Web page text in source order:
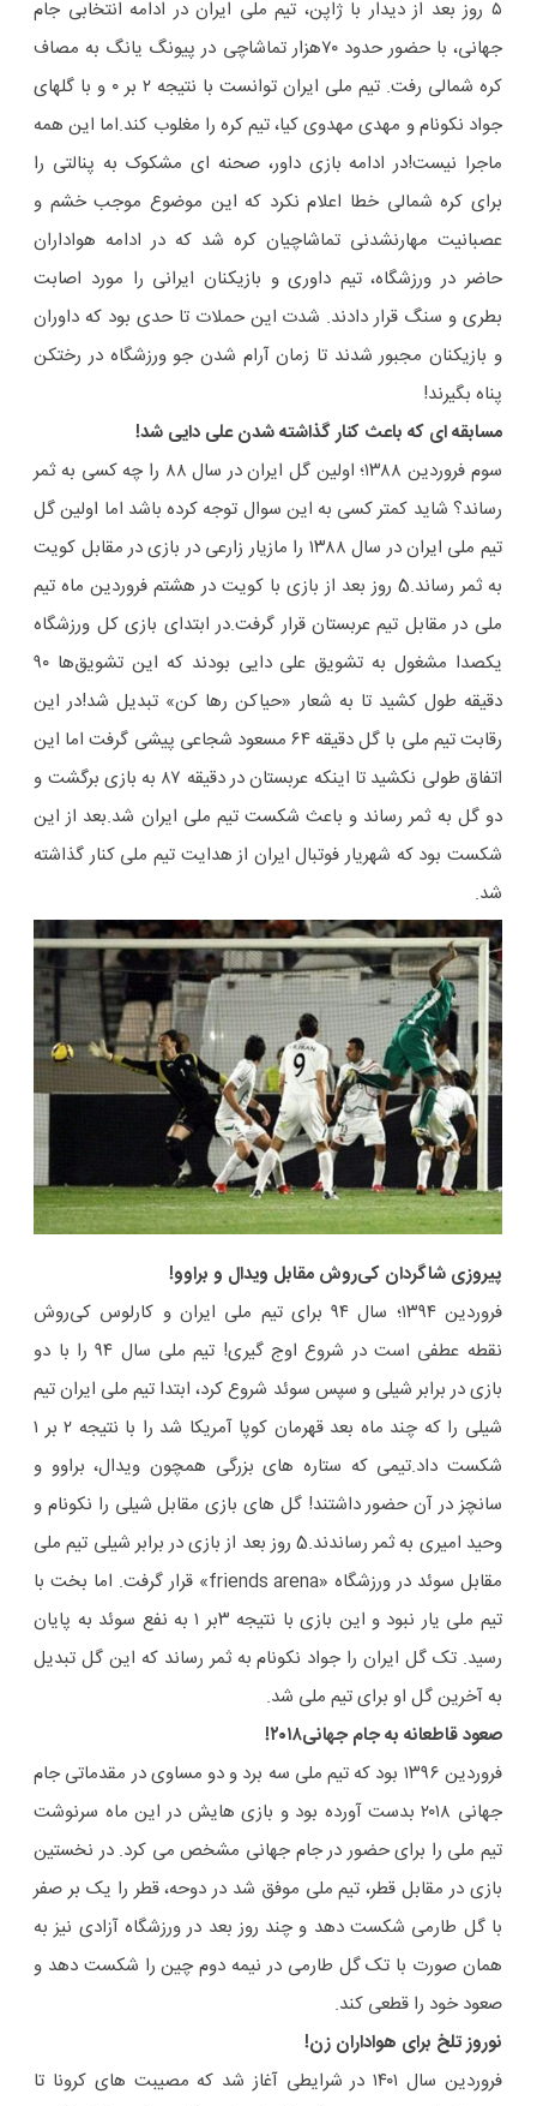
۵ روز بعد از دیدار با ژاپن، تیم ملی ایران در ادامه انتخابی جام
جهانی، با حضور حدود ۷۰هزار تماشاچی در پیونگ یانگ به مصاف
کره شمالی رفت. تیم ملی ایران توانست با نتیجه ۲ بر ۰ و با گلهای
جواد نکونام و مهدی مهدوی کیا، تیم کره را مغلوب کند.اما این همه
ماجرا نیست!در ادامه بازی داور، صحنه ای مشکوک به پنالتی را
برای کره شمالی خطا اعلام نکرد که این موضوع موجب خشم و
عصبانیت مهارنشدنی تماشاچیان کره شد که در ادامه هواداران
حاضر در ورزشگاه، تیم داوری و بازیکنان ایرانی را مورد اصابت
بطری و سنگ قرار دادند. شدت این حملات تا حدی بود که داوران
و بازیکنان مجبور شدند تا زمان آرام شدن جو ورزشگاه در رختکن
پناه بگیرند!
مسابقه ای که باعث کنار گذاشته شدن علی دایی شد!
سوم فروردین ۱۳۸۸؛ اولین گل ایران در سال ۸۸ را چه کسی به ثمر
رساند؟ شاید کمتر کسی به این سوال توجه کرده باشد اما اولین گل
تیم ملی ایران در سال ۱۳۸۸ را مازیار زارعی در بازی در مقابل کویت
به ثمر رساند.5 روز بعد از بازی با کویت در هشتم فروردین ماه تیم
ملی در مقابل تیم عربستان قرار گرفت.در ابتدای بازی کل ورزشگاه
یکصدا مشغول به تشویق علی دایی بودند که این تشویق‌ها ۹۰
دقیقه طول کشید تا به شعار «حیاکن رها کن» تبدیل شد!در این
رقابت تیم ملی با گل دقیقه ۶۴ مسعود شجاعی پیشی گرفت اما این
اتفاق طولی نکشید تا اینکه عربستان در دقیقه ۸۷ به بازی برگشت و
دو گل به ثمر رساند و باعث شکست تیم ملی ایران شد.بعد از این
شکست بود که شهریار فوتبال ایران از هدایت تیم ملی کنار گذاشته
شد.
پیروزی شاگردان کی‌روش مقابل ویدال و براوو!
فروردین ۱۳۹۴؛ سال ۹۴ برای تیم ملی ایران و کارلوس کی‌روش
نقطه عطفی است در شروع اوج گیری! تیم ملی سال ۹۴ را با دو
بازی در برابر شیلی و سپس سوئد شروع کرد، ابتدا تیم ملی ایران تیم
شیلی را که چند ماه بعد قهرمان کوپا آمریکا شد را با نتیجه ۲ بر ۱
شکست داد.تیمی که ستاره های بزرگی همچون ویدال، براوو و
سانچز در آن حضور داشتند! گل های بازی مقابل شیلی را نکونام و
وحید امیری به ثمر رساندند.5 روز بعد از بازی در برابر شیلی تیم ملی
مقابل سوئد در ورزشگاه «friends arena» قرار گرفت. اما بخت با
تیم ملی یار نبود و این بازی با نتیجه ۳بر ۱ به نفع سوئد به پایان
رسید. تک گل ایران را جواد نکونام به ثمر رساند که این گل تبدیل
به آخرین گل او برای تیم ملی شد.
صعود قاطعانه به جام جهانی۲۰۱۸!
فروردین ۱۳۹۶ بود که تیم ملی سه برد و دو مساوی در مقدماتی جام
جهانی ۲۰۱۸ بدست آورده بود و بازی هایش در این ماه سرنوشت
تیم ملی را برای حضور در جام جهانی مشخص می کرد. در نخستین
بازی در مقابل قطر، تیم ملی موفق شد در دوحه، قطر را یک بر صفر
با گل طارمی شکست دهد و چند روز بعد در ورزشگاه آزادی نیز به
همان صورت با تک گل طارمی در نیمه دوم چین را شکست دهد و
صعود خود را قطعی کند.
نوروز تلخ برای هواداران زن!
فروردین سال ۱۴۰۱ در شرایطی آغاز شد که مصیبت های کرونا تا